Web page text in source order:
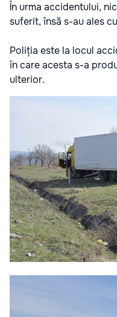
În urma accidentului,
suferit, însă s-au ales
Poliția este la locul
în care acesta s-a
ulterior.